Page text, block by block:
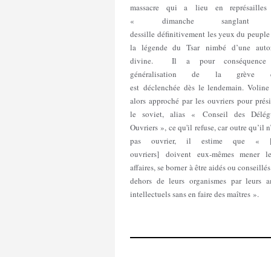
massacre qui a lieu en
« dimanche sanglant
dessille définitivement les yeux du peuple
la légende du Tsar nimbé d’une
divine. Il a pour
généralisation de la grève
est déclenchée dès le lendemain. Voline
alors approché par les ouvriers pour
le soviet, alias « Conseil des
Ouvriers », ce qu'il refuse, car outre qu’il
pas ouvrier, il estime que «
ouvriers] doivent eux-mêmes mener
affaires, se borner à être aidés ou
dehors de leurs organismes par leurs
intellectuels sans en faire des maîtres ».